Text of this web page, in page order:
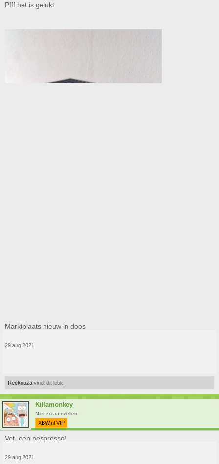
Pfff het is gelukt
Marktplaats nieuw in doos
29 aug 2021
Reckuuza vindt dit leuk.
Killamonkey
Niet zo aanstellen!
XBW.nl VIP
Vet, een nespresso!
29 aug 2021